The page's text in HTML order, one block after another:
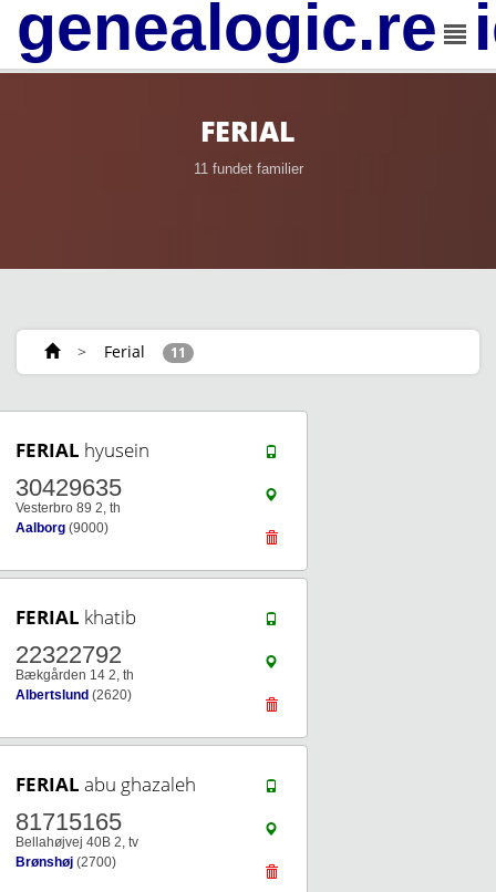
FERIAL
11 fundet familier
> Ferial 11
FERIAL hyusein
30429635
Vesterbro 89 2, th
Aalborg (9000)
FERIAL khatib
22322792
Bækgården 14 2, th
Albertslund (2620)
FERIAL abu ghazaleh
81715165
Bellahøjvej 40B 2, tv
Brønshøj (2700)